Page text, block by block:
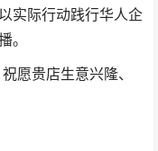
实际行动践行华人企
。
愿贵店生意兴隆、